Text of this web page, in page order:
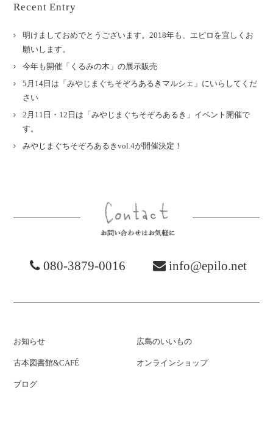
Recent Entry
明けましておめでとうございます。2018年も、エピロを宜しくお
願いします。
今年も開催「くるみの木」の展示販売
5月14日は「みやじまぐちそぞろあるきマルシェ」にいらしてくだ
さい
2月11日・12日は「みやじまぐちそぞろあるき」イベント開催で
す。
みやじまぐちそぞろあるきvol.4が開催決定！
080-3879-0016 info@epilo.net
お知らせ 広島のいいもの
古本図書館&CAFÉ オンラインショップ
ブログ